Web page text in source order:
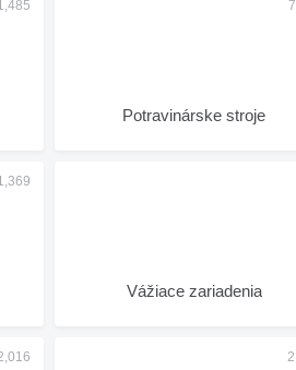
Potravinárske stroje
Vážiace zariadenia